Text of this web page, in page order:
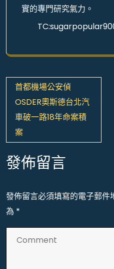
實的專門研究氣力。
文
章
導
覽
首都機場公安偵
OSDER奧斯德台北汽
車破一路18年命案積
案
發佈留言
發佈留言必須填寫的電子郵件
為 *